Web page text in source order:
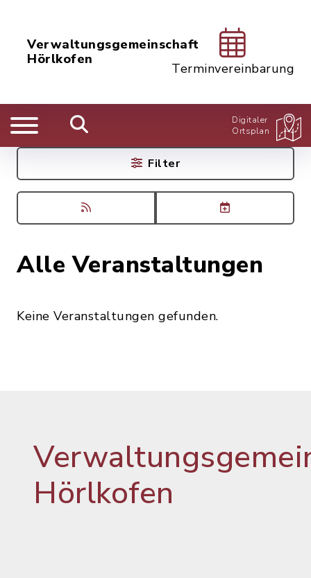
Verwaltungsgemeinschaft
Hörlkofen
Terminvereinbarung
Digitaler
Ortsplan
Alle Veranstaltungen
Keine Veranstaltungen gefunden.
Filter
Hörlkofen